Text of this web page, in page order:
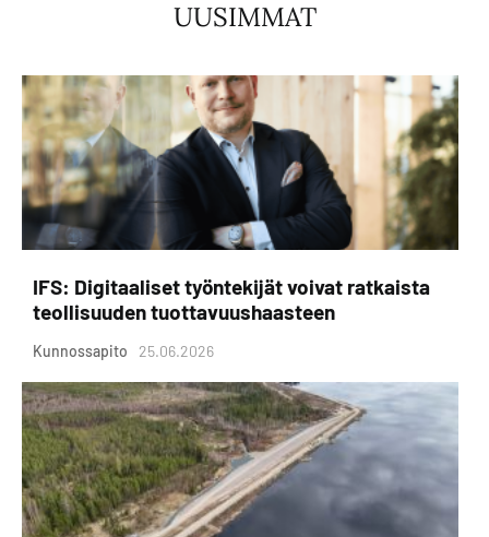
UUSIMMAT
IFS: Digitaaliset työntekijät voivat ratkaista
teollisuuden tuottavuushaasteen
Kunnossapito 25.06.2026